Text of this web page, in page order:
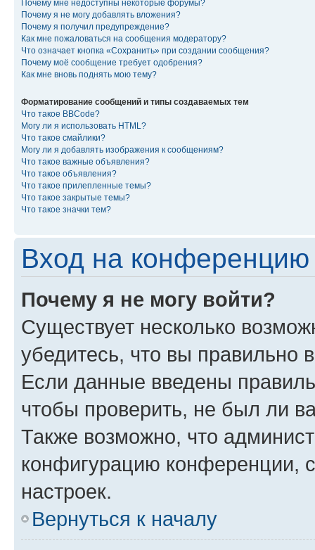
Почему мне недоступны некоторые форумы?
Почему я не могу добавлять вложения?
Почему я получил предупреждение?
Как мне пожаловаться на сообщения модератору?
Что означает кнопка «Сохранить» при создании сообщения?
Почему моё сообщение требует одобрения?
Как мне вновь поднять мою тему?
Форматирование сообщений и типы создаваемых тем
Что такое BBCode?
Могу ли я использовать HTML?
Что такое смайлики?
Могу ли я добавлять изображения к сообщениям?
Что такое важные объявления?
Что такое объявления?
Что такое прилепленные темы?
Что такое закрытые темы?
Что такое значки тем?
Вход на конференцию
Почему я не могу войти?
Существует несколько
убедитесь, что вы правильно
Если данные введены
чтобы проверить, не был ли
Также возможно, что
конфигурацию конференции,
настроек.
Вернуться к началу